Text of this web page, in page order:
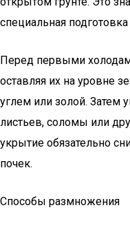
специальная
Перед первыми
оставляя их на уровне
углем или золой. Затем
листьев, соломы или
укрытие обязательно
почек.
Способы размножения